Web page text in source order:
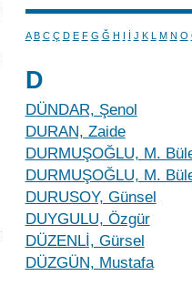
A B C Ç D E F G Ğ H I İ J K L M N O
D
DÜNDAR, Şenol
DURAN, Zaide
DURMUŞOĞLU, M.
DURMUŞOĞLU, M.
DURUSOY, Günsel
DUYGULU, Özgür
DÜZENLİ, Gürsel
DÜZGÜN, Mustafa